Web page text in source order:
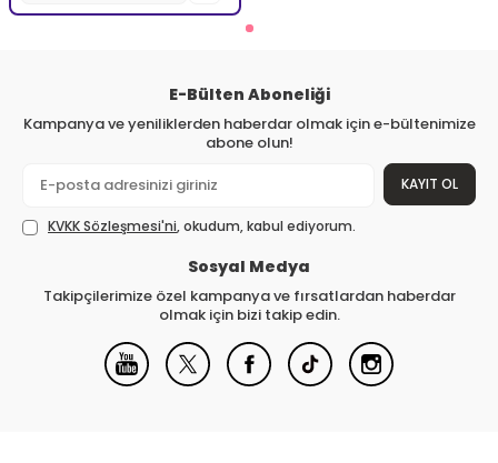
E-Bülten Aboneliği
Kampanya ve yeniliklerden haberdar olmak için e-bültenimize
abone olun!
KAYIT OL
KVKK Sözleşmesi'ni, okudum, kabul ediyorum.
Sosyal Medya
Takipçilerimize özel kampanya ve fırsatlardan haberdar
olmak için bizi takip edin.